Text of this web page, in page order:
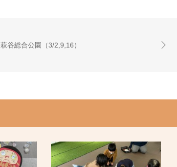
萩谷総合公園（3/2,9,16）